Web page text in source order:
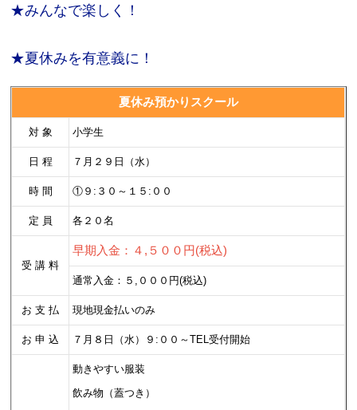
お問合せフォーム
新規会員登録
マイページログイン
★みんなで楽しく！
★夏休みを有意義に！
夏休み預かりスクール
対 象 小学生
日 程 ７月２９日（水）
時 間 ①９:３０～１５:００
定 員 各２０名
受 講 料
早期入金：４,５００円(税込)
通常入金：５,０００円(税込)
お 支 払 現地現金払いのみ
お 申 込 ７月８日（水）９:００～TEL受付開始
動きやすい服装
飲み物（蓋つき）